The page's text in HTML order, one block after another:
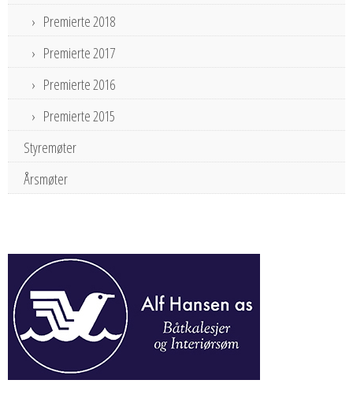
Premierte 2018
Premierte 2017
Premierte 2016
Premierte 2015
Styremøter
Årsmøter